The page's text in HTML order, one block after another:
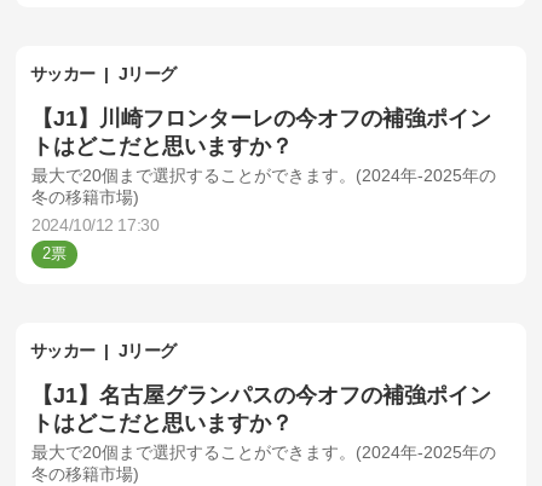
サッカー Jリーグ
【J1】川崎フロンターレの今オフの補強ポイン
トはどこだと思いますか？
最大で20個まで選択することができます。(2024年-2025年の
冬の移籍市場)
2024/10/12 17:30
2
サッカー Jリーグ
【J1】名古屋グランパスの今オフの補強ポイン
トはどこだと思いますか？
最大で20個まで選択することができます。(2024年-2025年の
冬の移籍市場)